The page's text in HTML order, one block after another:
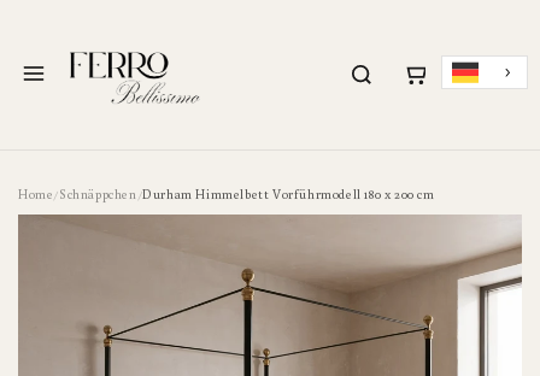
Home/Schnäppchen/Durham Himmelbett Vorführmodell 180 x 200 cm